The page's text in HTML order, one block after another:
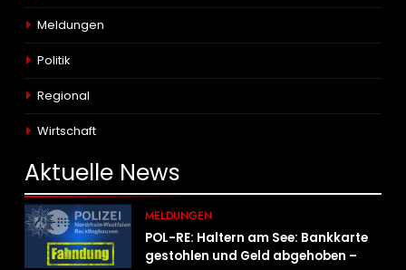
Meldungen
Politik
Regional
Wirtschaft
Aktuelle News
MELDUNGEN
POL-RE: Haltern am See: Bankkarte
gestohlen und Geld abgehoben –